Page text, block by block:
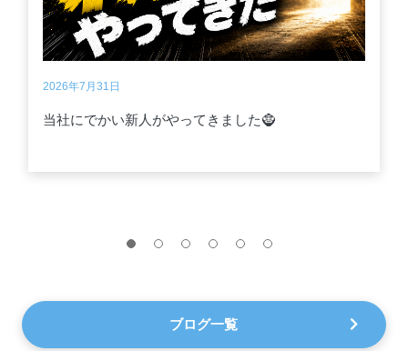
2026年7月31日
当社にでかい新人がやってきました🧌
ブログ一覧